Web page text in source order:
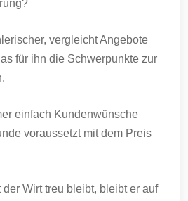
vergleicht Angebote
für ihn die Schwerpunkte zur
einfach Kundenwünsche
voraussetzt mit dem Preis
Wirt treu bleibt, bleibt er auf